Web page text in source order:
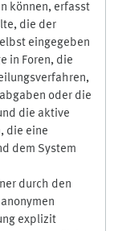
können, erfasst
die der
eingegeben
in Foren, die
oder die
die aktive
die eine
dem System
durch den
explizit